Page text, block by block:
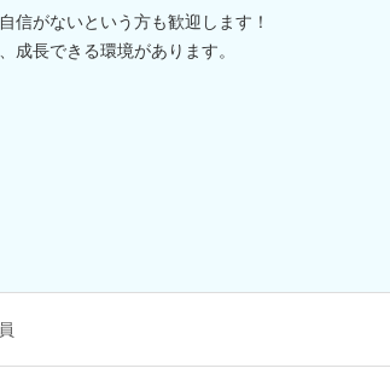
がないという方も歓迎します！
成長できる環境があります。